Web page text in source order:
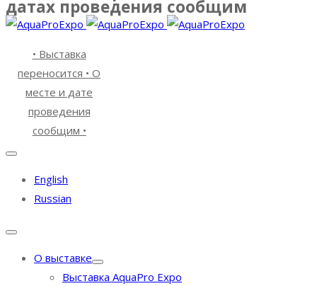
датах проведения сообщим
• Выставка
переносится • О
месте и дате
проведения
сообщим •
English
Russian
О выставке
Выставка AquaPro Expo